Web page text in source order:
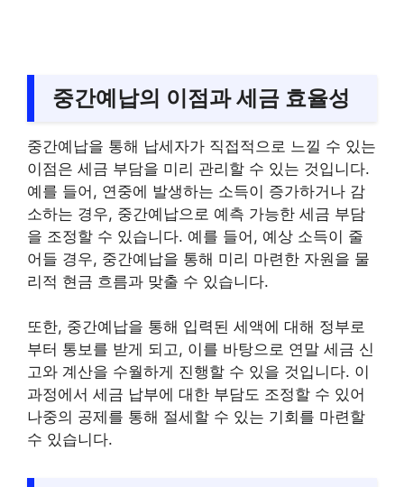
중간예납의 이점과 세금 효율성
중간예납을 통해 납세자가 직접적으로 느낄 수 있는
이점은 세금 부담을 미리 관리할 수 있는 것입니다.
예를 들어, 연중에 발생하는 소득이 증가하거나 감
소하는 경우, 중간예납으로 예측 가능한 세금 부담
을 조정할 수 있습니다. 예를 들어, 예상 소득이 줄
어들 경우, 중간예납을 통해 미리 마련한 자원을 물
리적 현금 흐름과 맞출 수 있습니다.
또한, 중간예납을 통해 입력된 세액에 대해 정부로
부터 통보를 받게 되고, 이를 바탕으로 연말 세금 신
고와 계산을 수월하게 진행할 수 있을 것입니다. 이
과정에서 세금 납부에 대한 부담도 조정할 수 있어
나중의 공제를 통해 절세할 수 있는 기회를 마련할
수 있습니다.